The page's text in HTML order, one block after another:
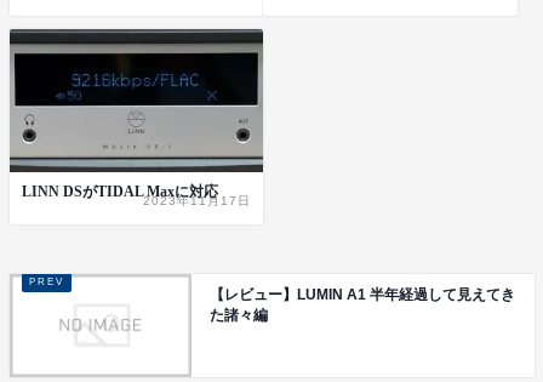
LINN DSがTIDAL Maxに対応
2023年11月17日
【レビュー】LUMIN A1 半年経過して見えてき
た諸々編